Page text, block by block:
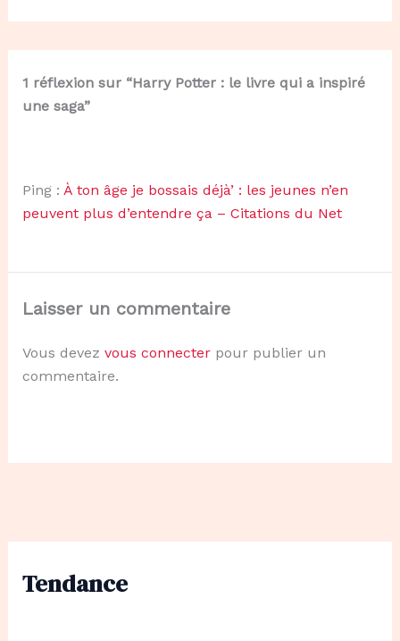
Tendance
1 réflexion sur “Harry Potter : le livre qui a inspiré
une saga”
Ping : À ton âge je bossais déjà’ : les jeunes n’en
peuvent plus d’entendre ça – Citations du Net
Laisser un commentaire
Vous devez vous connecterpour publier un
commentaire.